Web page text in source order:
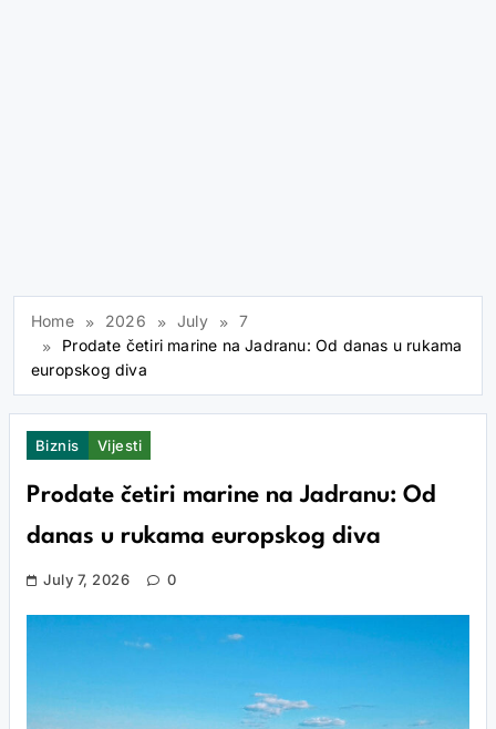
Home 2026 July
7
Prodate četiri marine na Jadranu: Od danas u rukama
europskog diva
Biznis Vijesti
Prodate četiri marine na Jadranu: Od
danas u rukama europskog diva
July 7, 2026 0